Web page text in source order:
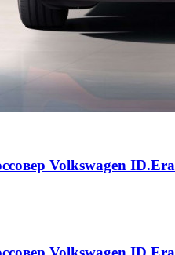
Volkswagen